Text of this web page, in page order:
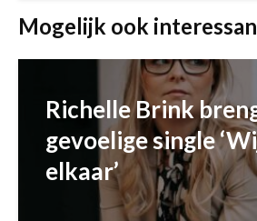
Mogelijk ook
Richelle Brink
gevoelige single
elkaar’